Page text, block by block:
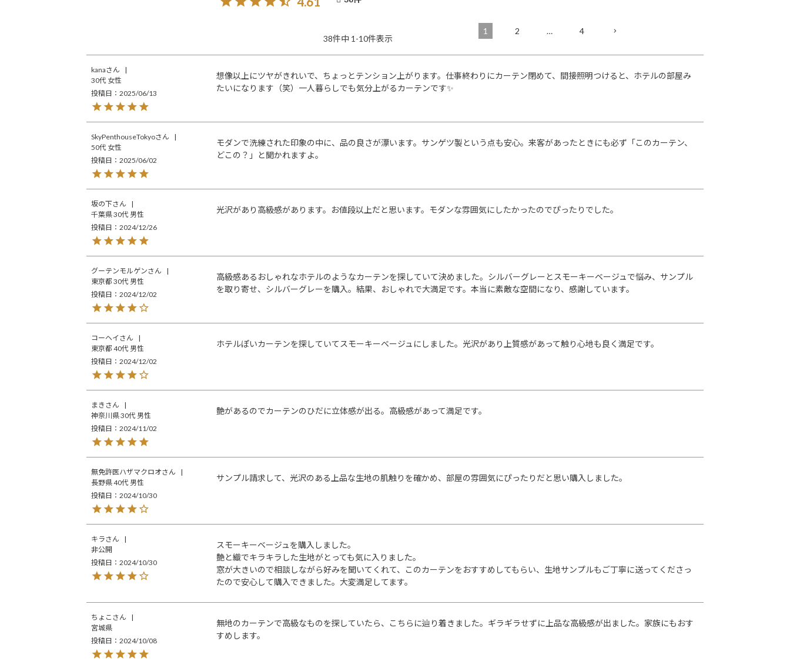
38件中 1 -10件表示
1 2 … 4
kana
30代 女性
投稿日
2025/06/13
想像以上にツヤがきれいで、ちょっとテンション上がります。仕事終わりにカーテン閉めて、間接照明つけると、ホテルの部屋み
たいになります（笑）一人暮らしでも気分上がるカーテンです✨
SkyPenthouseTokyo
50代 女性
投稿日
2025/06/02
モダンで洗練された印象の中に、品の良さが漂います。サンゲツ製という点も安心。来客があったときにも必ず「このカーテン、
どこの？」と聞かれますよ。
坂の下
千葉県30代 男性
投稿日
2024/12/26
光沢があり高級感があります。お値段以上だと思います。モダンな雰囲気にしたかったのでぴったりでした。
グーテンモルゲン
東京都 30代 男性
投稿日
2024/12/02
高級感あるおしゃれなホテルのようなカーテンを探していて決めました。シルバーグレーとスモーキーベージュで悩み、サンプル
を取り寄せ、シルバーグレーを購入。結果、おしゃれで大満足です。本当に素敵な空間になり、感謝しています。
コーヘイ
東京都 40代 男性
投稿日
2024/12/02
ホテルぽいカーテンを探していてスモーキーベージュにしました。光沢があり上質感があって触り心地も良く満足です。
まき
神奈川県30代 男性
投稿日
2024/11/02
艶があるのでカーテンのひだに立体感が出る。高級感があって満足です。
無免許医ハザマクロオ
長野県40代 男性
投稿日
2024/10/30
サンプル請求して、光沢のある上品な生地の肌触りを確かめ、部屋の雰囲気にぴったりだと思い購入しました。
キラ
非公開
投稿日
2024/10/30
スモーキーベージュを購入しました。
艶と織でキラキラした生地がとっても気に入りました。
窓が大きいので相談しながら好みを聞いてくれて、このカーテンをおすすめしてもらい、生地サンプルもご丁寧に送ってくださっ
たので安心して購入できました。大変満足してます。
ちょこ
宮城県
投稿日
2024/10/08
無地のカーテンで高級なものを探していたら、こちらに辿り着きました。ギラギラせずに上品な高級感が出ました。家族にもおす
すめします。